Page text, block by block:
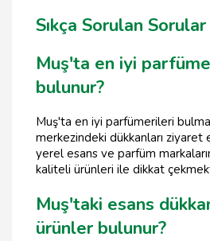
Sıkça Sorulan Sorular
Muş'ta en iyi
bulunur?
Muş'ta en iyi parfümerileri
merkezindeki dükkanları ziyaret
yerel esans ve parfüm
kaliteli ürünleri ile dikkat
Muş'taki esans
ürünler bulunur?